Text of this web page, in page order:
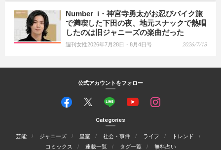
Number_i・神宮寺勇太がお忍びバイク旅
で満喫した下田の夜、地元スナックで熱唱
したのは旧ジャニーズの楽曲だった
週刊女性2026年7月28日・8月4日号 2026/7/13
公式アカウントをフォロー
Categories
芸能 ジャニーズ 皇室 社会・事件 ライフ
トレンド
コミックス
連載一覧 タグ一覧 無料占い